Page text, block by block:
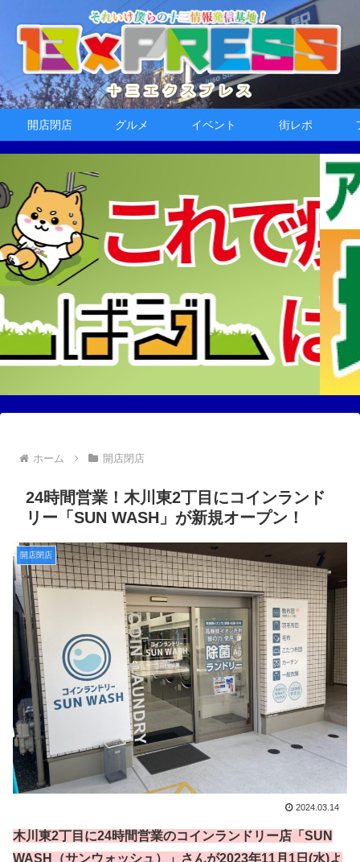
開店閉店 グルメ イベント 街レポ
ホーム 開店閉店
24時間営業！木川東2丁目にコインランド
リー「SUN WASH」が新規オープン！
開店閉店
2024.03.14
木川東2丁目に24時間営業のコインランドリー店「SUN
WASH（サンウォッシュ）」さんが2023年11月1日(水)よ